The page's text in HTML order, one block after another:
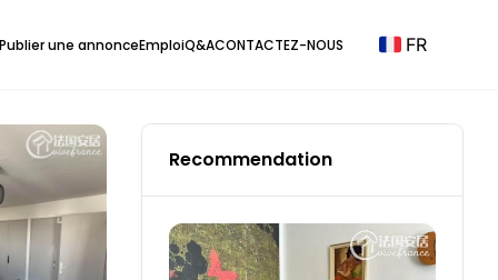
Publier une annonceEmploiQ&ACONTACTEZ-NOUS FR
Recommendation